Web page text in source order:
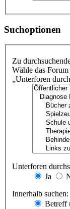
Suchoptionen
Zu
Wähle das
„Unterforen
Unterforen
Ja
Innerhalb suchen:
Betreff